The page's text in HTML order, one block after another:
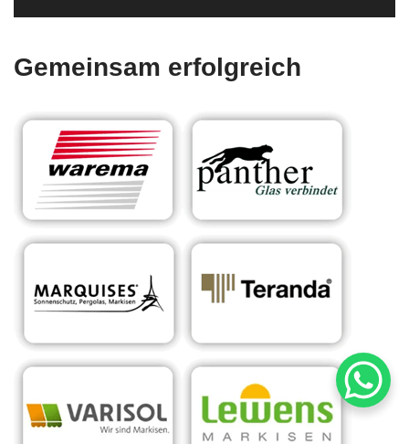
Gemeinsam erfolgreich